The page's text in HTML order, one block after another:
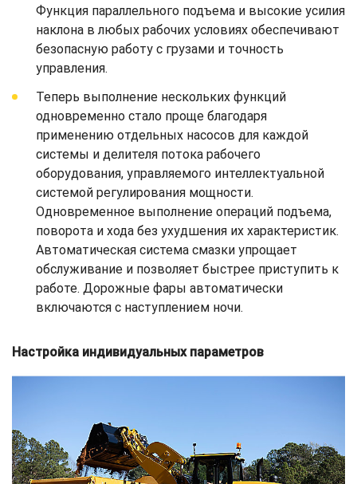
Функция параллельного подъема и высокие усилия
наклона в любых рабочих условиях обеспечивают
безопасную работу с грузами и точность
управления.
Теперь выполнение нескольких функций
одновременно стало проще благодаря
применению отдельных насосов для каждой
системы и делителя потока рабочего
оборудования, управляемого интеллектуальной
системой регулирования мощности.
Одновременное выполнение операций подъема,
поворота и хода без ухудшения их характеристик.
Автоматическая система смазки упрощает
обслуживание и позволяет быстрее приступить к
работе. Дорожные фары автоматически
включаются с наступлением ночи.
Настройка индивидуальных параметров